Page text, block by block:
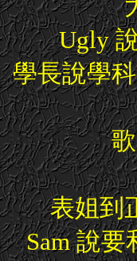
Ugly
學長說學
表姐到
Sam 說要